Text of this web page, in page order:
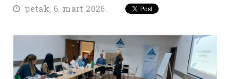
petak, 6. mart 2026.